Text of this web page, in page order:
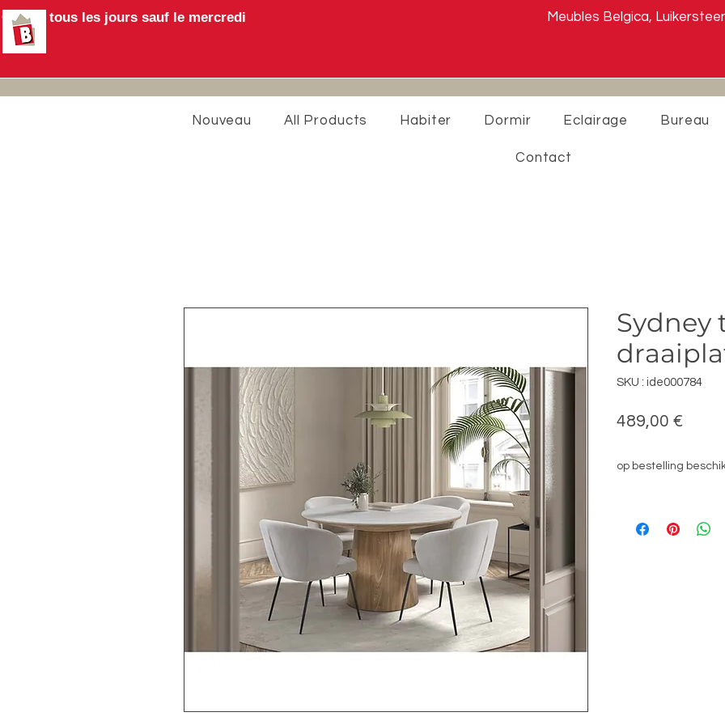
Ouvert tous les jours sauf le mercredi Meubles Belgica,
Nouveau All Products Habiter Dormir Eclairage Bureau
Contact
Sydney
SKU : ide000784
489,00 €
op bestelling